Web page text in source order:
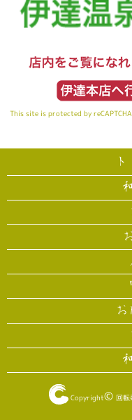
This site is protected by
Copyright© 回